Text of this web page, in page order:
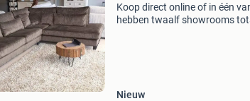
Koop direct online of in één
hebben twaalf showrooms
Nieuw